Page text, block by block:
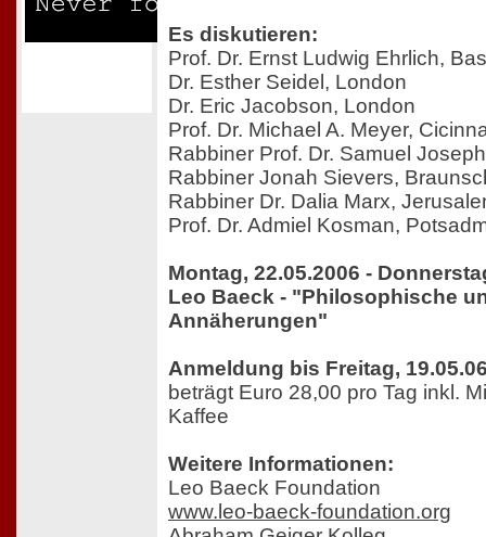
Es diskutieren:
Prof. Dr. Ernst Ludwig Ehrlich,
Dr. Esther Seidel, London
Dr. Eric Jacobson, London
Prof. Dr. Michael A. Meyer,
Rabbiner Prof. Dr. Samuel
Rabbiner Jonah Sievers,
Rabbiner Dr. Dalia Marx,
Prof. Dr. Admiel Kosman,
Montag, 22.05.2006 -
Leo Baeck - "Philosophische
Annäherungen"
Anmeldung bis Freitag,
beträgt Euro 28,00 pro Tag inkl.
Kaffee
Weitere Informationen:
Leo Baeck Foundation
www.leo-baeck-foundation.org